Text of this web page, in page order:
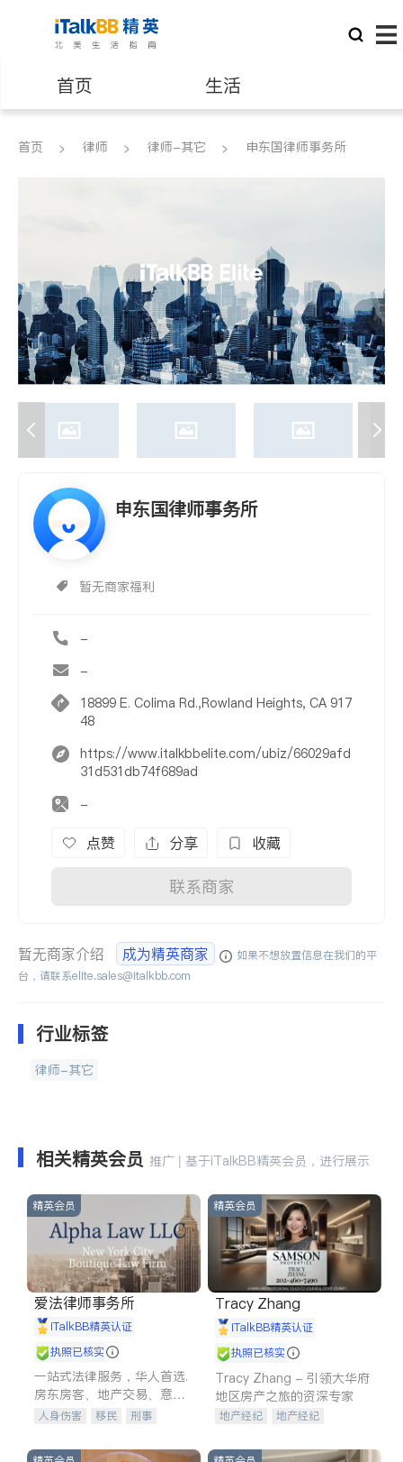
首页 生活
医生 律师
养老 非盈利组织
首页 律师 律师-其它 申东国律师事务所
申东国律师事务所
暂无商家福利
-
-
18899 E. Colima Rd.,Rowland Heights, CA 917
48
https://www.italkbbelite.com/ubiz/66029afd
31d531db74f689ad
-
点赞 分享 收藏
联系商家
暂无商家介绍 成为精英商家
如果不想放置信息在我们的平
台，请联系elite.sales@italkbb.com
行业标签
律师-其它
相关精英会员 推广 | 基于iTalkBB精英会员，进行展示
精英会员
爱法律师事务所
iTalkBB精英认证
执照已核实
一站式法律服务，华人首选.
房东房客、地产交易、意外
伤害、车祸重伤、商业诉
建筑合同、刑事案件全包办
人身伤害 移民
刑事
信托/遗嘱
商业
商标注册
精英会员
Tracy Zhang
iTalkBB精英认证
执照已核实
Tracy Zhang - 引领大华府
地区房产之旅的资深专家
地产经纪
地产经纪
商铺租售
开发商建商